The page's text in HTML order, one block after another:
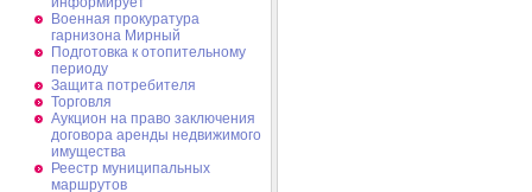
Военная прокуратура
гарнизона Мирный
Подготовка к отопительному
периоду
Защита потребителя
Торговля
Аукцион на право заключения
договора аренды недвижимого
имущества
Реестр муниципальных
маршрутов